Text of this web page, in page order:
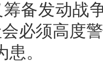
备发动战
必须高度
。